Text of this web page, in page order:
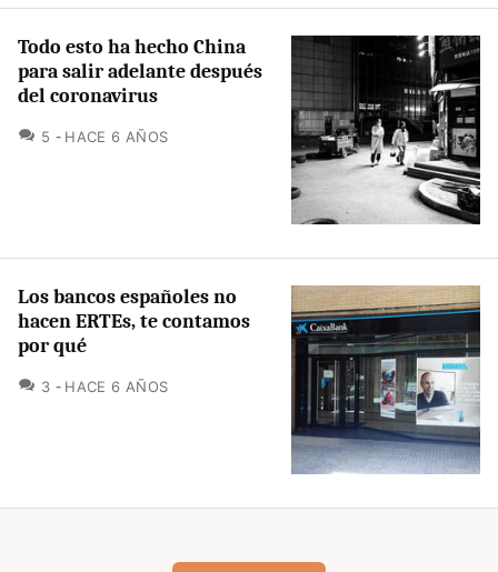
Todo esto ha hecho China
para salir adelante después
del coronavirus
5 COMENTARIOS
HACE 6 AÑOS
Los bancos españoles no
hacen ERTEs, te contamos
por qué
3 COMENTARIOS
HACE 6 AÑOS